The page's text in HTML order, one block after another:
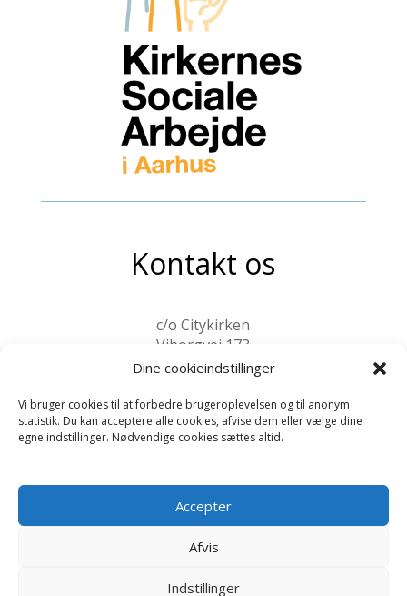
Dine cookieindstillinger
Vi bruger cookies til at forbedre brugeroplevelsen og til anonym
statistik. Du kan acceptere alle cookies, afvise dem eller vælge dine
egne indstillinger. Nødvendige cookies sættes altid.
Accepter
Afvis
Indstillinger
Kontakt os
c/o Citykirken
Viborgvej 173
8210 Aarhus V
kontakt@ksa-aarhus.dk
Tlf:2096 9915
Privatlivspolitik